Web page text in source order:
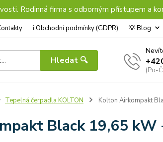
Rodinná firma s odborným přístupem a
ℹ︎ Obchodní podmínky (GDPR) 💡 Blog
Hledat 🔍
(Po-
Tepelná čerpadla KOLTON Kolton Airkompakt
Black 19,65